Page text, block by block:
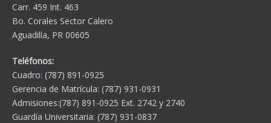
Carr. 459 Int. 463
Bo. Corales Sector Calero
Aguadilla, PR 00605
Teléfonos:
Cuadro: (787) 891-0925
Gerencia de Matrícula: (787) 931-0931
Admisiones:(787) 891-0925 Ext. 2742 y 2740
Guardía Universitaria: (787) 931-0837